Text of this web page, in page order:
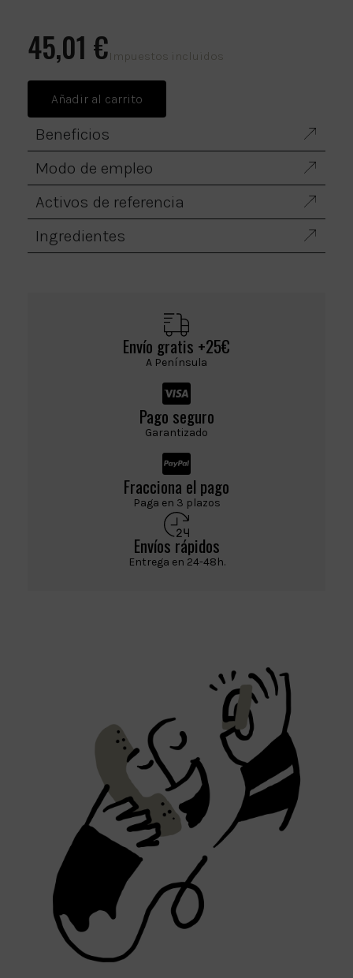
45,01 €Impuestos incluidos
Añadir al carrito
Beneficios
Modo de empleo
Activos de referencia
Ingredientes
Envío gratis +25€
A Península
Pago seguro
Garantizado
Fracciona el pago
Paga en 3 plazos
Envíos rápidos
Entrega en 24-48h.